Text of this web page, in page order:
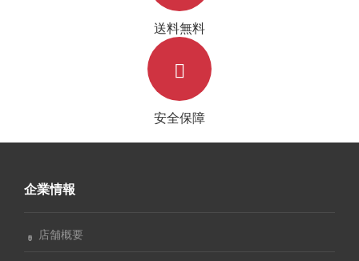
送料無料
安全保障
企業情報
店舗概要